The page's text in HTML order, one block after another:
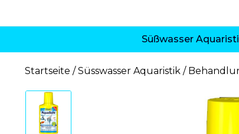
Süßwasser
Startseite Süsswasser Aquaristik